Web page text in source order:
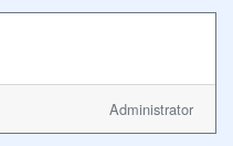
Administrator